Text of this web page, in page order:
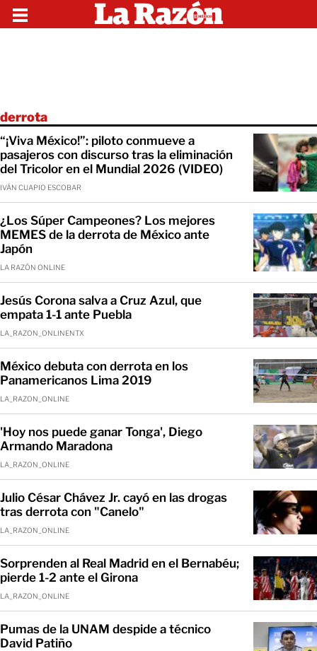
derrota
“¡Viva México!”: piloto conmueve a
pasajeros con discurso tras la eliminación
del Tricolor en el Mundial 2026 (VIDEO)
IVÁN CUAPIO ESCOBAR
¿Los Súper Campeones? Los mejores
MEMES de la derrota de México ante
Japón
LA RAZÓN ONLINE
Jesús Corona salva a Cruz Azul, que
empata 1-1 ante Puebla
LA_RAZON_ONLINENTX
México debuta con derrota en los
Panamericanos Lima 2019
LA_RAZON_ONLINE
'Hoy nos puede ganar Tonga', Diego
Armando Maradona
LA_RAZON_ONLINE
Julio César Chávez Jr. cayó en las drogas
tras derrota con "Canelo"
LA_RAZON_ONLINE
Sorprenden al Real Madrid en el Bernabéu;
pierde 1-2 ante el Girona
LA_RAZON_ONLINE
Pumas de la UNAM despide a técnico
David Patiño